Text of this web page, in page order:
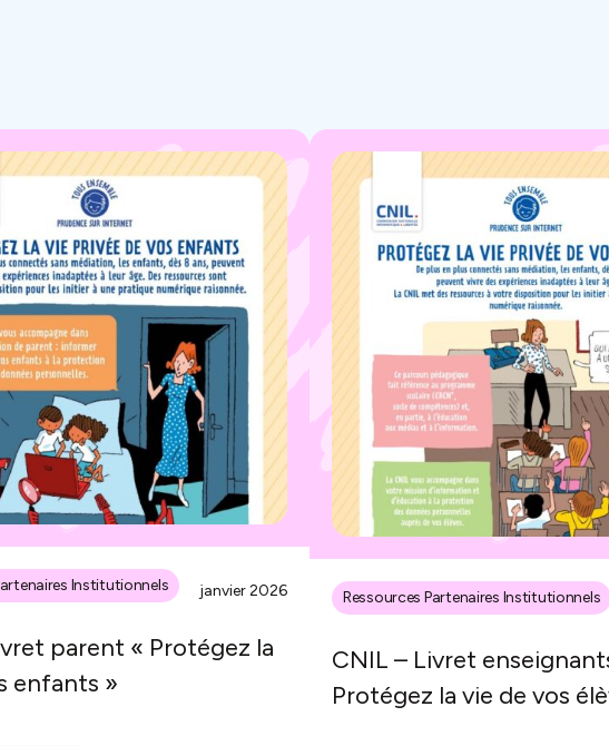
Institutionnels janvier 2026
parent « Protégez la
enfants »
Ressources Partenaires Institutionnels
CNIL – Livret
Protégez la vie de vos